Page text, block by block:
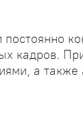
кадров.
а также